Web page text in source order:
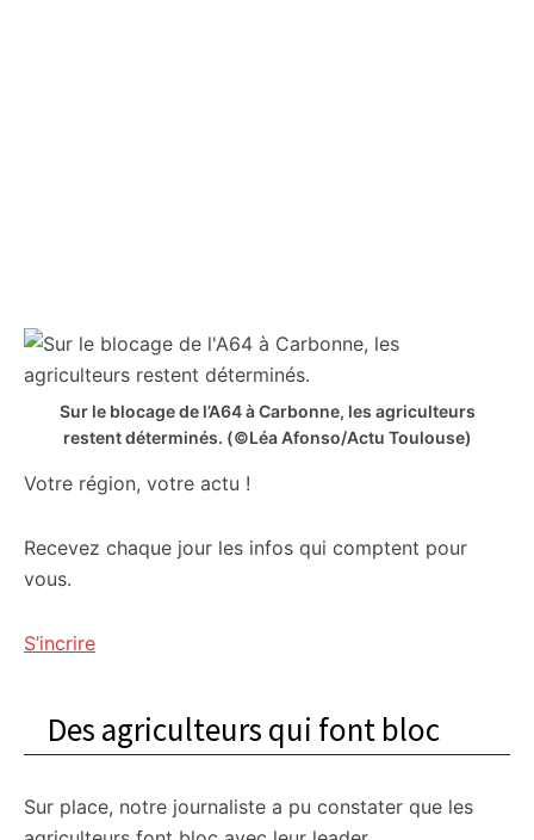
Sur le blocage de l’A64 à Carbonne, les agriculteurs
restent déterminés. (©Léa Afonso/Actu Toulouse)
Votre région, votre actu !
Recevez chaque jour les infos qui comptent pour
vous.
S’incrire
Des agriculteurs qui font bloc
Sur place, notre journaliste a pu constater que les